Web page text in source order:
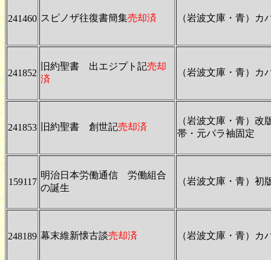
241460 スピノザ往復書簡集売却済 （岩波文庫・青）カ
241852
旧約聖書 出エジプト記売却
済
（岩波文庫・青）カ
241853 旧約聖書 創世記売却済
（岩波文庫・青）改
帯・元パラ袖固定
159117
明治日本労働通信 労働組合
の誕生
（岩波文庫・青）初
248189 幕末維新懐古談売却済 （岩波文庫・青）カ